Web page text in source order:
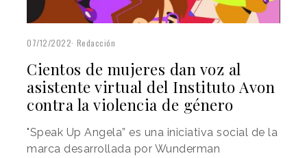
07/12/2022 Redacción
Cientos de mujeres dan voz al
asistente virtual del Instituto Avon
contra la violencia de género
"Speak Up Angela” es una iniciativa social de la
marca desarrollada por Wunderman